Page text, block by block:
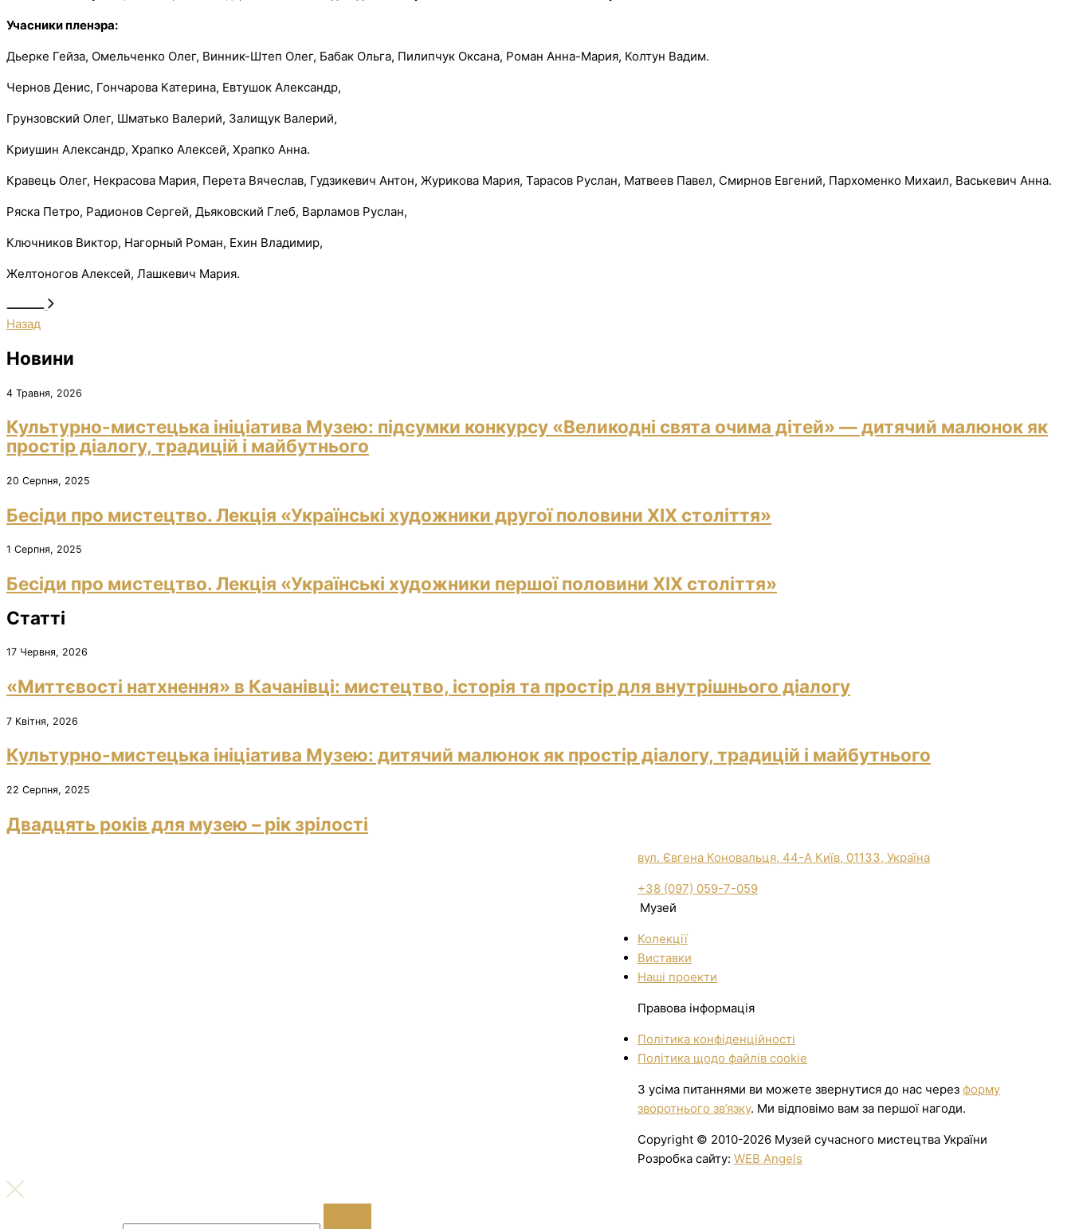
Учасники пленэра:
Дьерке Гейза, Омельченко Олег, Винник-Штеп Олег, Бабак Ольга, Пилипчук Оксана, Роман Анна-Мария, Колтун Вадим.
Чернов Денис, Гончарова Катерина, Евтушок Александр,
Грунзовский Олег, Шматько Валерий, Залищук Валерий,
Криушин Александр, Храпко Алексей, Храпко Анна.
Кравець Олег, Некрасова Мария, Перета Вячеслав, Гудзикевич Антон, Журикова Мария, Тарасов Руслан, Матвеев Павел, Смирнов Евгений, Пархоменко Михаил, Васькевич Анна.
Ряска Петро, Радионов Сергей, Дьяковский Глеб, Варламов Руслан,
Ключников Виктор, Нагорный Роман, Ехин Владимир,
Желтоногов Алексей, Лашкевич Мария.
Назад
Новини
4 Травня, 2026
Культурно-мистецька ініціатива Музею: підсумки конкурсу «Великодні свята очима дітей» — дитячий малюнок як
простір діалогу, традицій і майбутнього
20 Серпня, 2025
Бесіди про мистецтво. Лекція «Українські художники другої половини ХІХ століття»
1 Серпня, 2025
Бесіди про мистецтво. Лекція «Українські художники першої половини ХІХ століття»
Статті
17 Червня, 2026
«Миттєвості натхнення» в Качанівці: мистецтво, історія та простір для внутрішнього діалогу
7 Квітня, 2026
Культурно-мистецька ініціатива Музею: дитячий малюнок як простір діалогу, традицій і майбутнього
22 Серпня, 2025
Двадцять років для музею – рік зрілості
вул. Євгена Коновальця, 44-А Київ, 01133, Україна
+38 (097) 059-7-059
Музей
Колекції
Виставки
Нашi проекти
Правова інформація
Політика конфіденційності
Політика щодо файлів cookie
З усіма питаннями ви можете звернутися до нас через форму
зворотнього зв’язку. Ми відповімо вам за першої нагоди.
Copyright © 2010-2026 Музей сучасного мистецтва України
Розробка сайту: WEB Angels